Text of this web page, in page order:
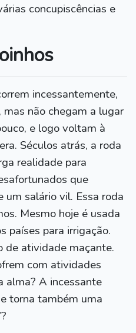
concupiscências e
incessantemente,
não chegam a lugar
e logo voltam à
Séculos atrás, a roda
realidade para
que
salário vil. Essa roda
Mesmo hoje é usada
países para irrigação.
de atividade maçante.
com atividades
alma? A incessante
torna também uma